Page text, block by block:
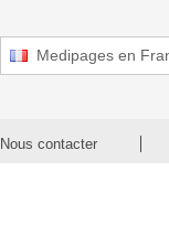
Medipages en
Nous contacter